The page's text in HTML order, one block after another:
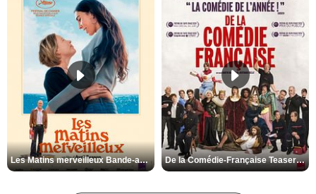
Les Matins merveilleux Bande-annonce VF De la Comédie-Française Teaser VF